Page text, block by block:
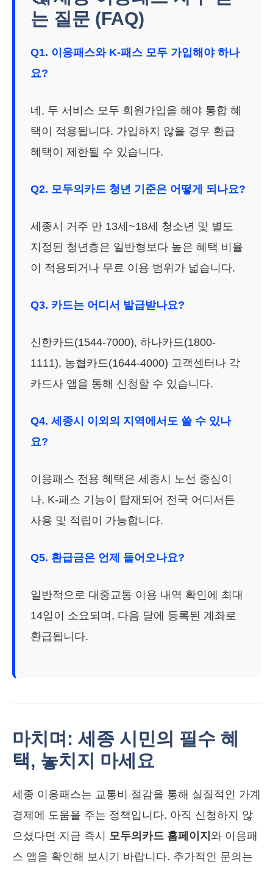
는 질문 (FAQ)
Q1. 이응패스와 K-패스 모두 가입해야 하나
요?
네, 두 서비스 모두 회원가입을 해야 통합 혜
택이 적용됩니다. 가입하지 않을 경우 환급
혜택이 제한될 수 있습니다.
Q2. 모두의카드 청년 기준은 어떻게 되나요?
세종시 거주 만 13세~18세 청소년 및 별도
지정된 청년층은 일반형보다 높은 혜택 비율
이 적용되거나 무료 이용 범위가 넓습니다.
Q3. 카드는 어디서 발급받나요?
신한카드(1544-7000), 하나카드(1800-
1111), 농협카드(1644-4000) 고객센터나 각
카드사 앱을 통해 신청할 수 있습니다.
Q4. 세종시 이외의 지역에서도 쓸 수 있나
요?
이응패스 전용 혜택은 세종시 노선 중심이
나, K-패스 기능이 탑재되어 전국 어디서든
사용 및 적립이 가능합니다.
Q5. 환급금은 언제 들어오나요?
일반적으로 대중교통 이용 내역 확인에 최대
14일이 소요되며, 다음 달에 등록된 계좌로
환급됩니다.
마치며: 세종 시민의 필수 혜
택, 놓치지 마세요
세종 이응패스는 교통비 절감을 통해 실질적인 가계
경제에 도움을 주는 정책입니다. 아직 신청하지 않
으셨다면 지금 즉시 모두의카드 홈페이지 와 이응패
스 앱을 확인해 보시기 바랍니다. 추가적인 문의는